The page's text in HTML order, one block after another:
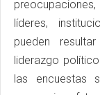
líderes,
pueden
liderazgo
las encuestas